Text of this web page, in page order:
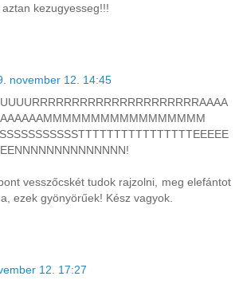
kezugyesseg!!!
november 12. 14:45
vesszőcskét tudok rajzolni, meg elefántot
ezek gyönyörűek! Kész vagyok.
12. 17:27